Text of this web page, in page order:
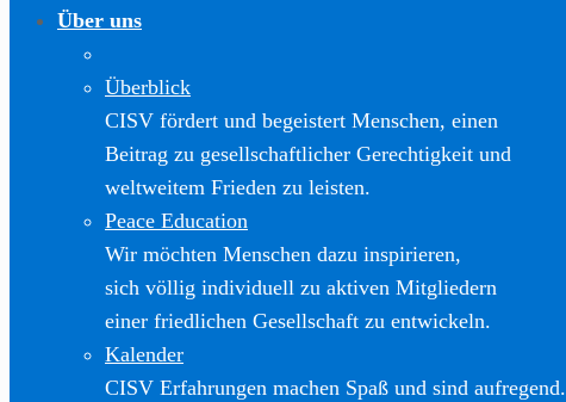
Über uns
Überblick
CISV fördert und begeistert Menschen, einen
Beitrag zu gesellschaftlicher Gerechtigkeit und
weltweitem Frieden zu leisten.
Peace Education
Wir möchten Menschen dazu inspirieren,
sich völlig individuell zu aktiven Mitgliedern
einer friedlichen Gesellschaft zu entwickeln.
Kalender
CISV Erfahrungen machen Spaß und sind aufregend.